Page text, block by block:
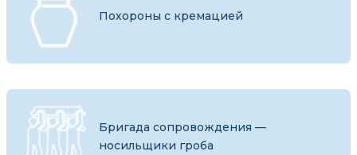
Похороны с кремацией
Бригада сопровождения —
носильщики гроба